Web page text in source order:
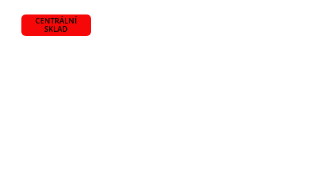
CENTRÁLNÍ
SKLAD